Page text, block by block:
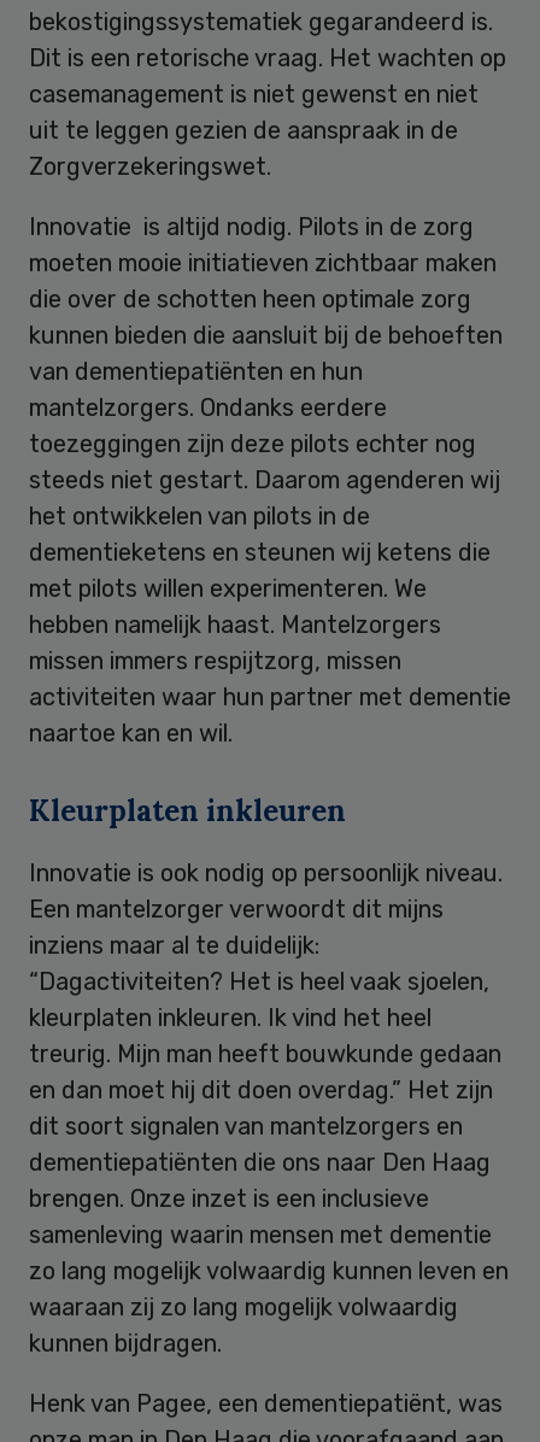
bekostigingssystematiek gegarandeerd is.
Dit is een retorische vraag. Het wachten op
casemanagement is niet gewenst en niet
uit te leggen gezien de aanspraak in de
Zorgverzekeringswet.
Innovatie is altijd nodig. Pilots in de zorg
moeten mooie initiatieven zichtbaar maken
die over de schotten heen optimale zorg
kunnen bieden die aansluit bij de behoeften
van dementiepatiënten en hun
mantelzorgers. Ondanks eerdere
toezeggingen zijn deze pilots echter nog
steeds niet gestart. Daarom agenderen wij
het ontwikkelen van pilots in de
dementieketens en steunen wij ketens die
met pilots willen experimenteren. We
hebben namelijk haast. Mantelzorgers
missen immers respijtzorg, missen
activiteiten waar hun partner met dementie
naartoe kan en wil.
Kleurplaten inkleuren
Innovatie is ook nodig op persoonlijk niveau.
Een mantelzorger verwoordt dit mijns
inziens maar al te duidelijk:
“Dagactiviteiten? Het is heel vaak sjoelen,
kleurplaten inkleuren. Ik vind het heel
treurig. Mijn man heeft bouwkunde gedaan
en dan moet hij dit doen overdag.” Het zijn
dit soort signalen van mantelzorgers en
dementiepatiënten die ons naar Den Haag
brengen. Onze inzet is een inclusieve
samenleving waarin mensen met dementie
zo lang mogelijk volwaardig kunnen leven en
waaraan zij zo lang mogelijk volwaardig
kunnen bijdragen.
Henk van Pagee, een dementiepatiënt, was